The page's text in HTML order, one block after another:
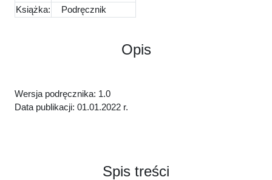
Książka:
Podręcznik
Opis
Wersja podręcznika: 1.0
Data publikacji: 01.01.2022 r.
Spis treści